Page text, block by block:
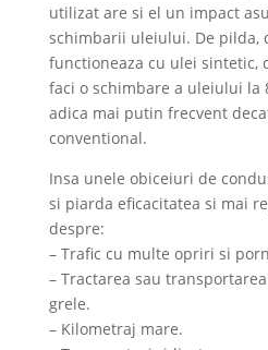
utilizat are si el un impact
schimbarii uleiului. De pilda,
functioneaza cu ulei sintetic,
faci o schimbare a uleiului la
adica mai putin frecvent
conventional.
Insa unele obiceiuri de
si piarda eficacitatea si mai
despre:
– Trafic cu multe opriri si
– Tractarea sau
grele.
– Kilometraj mare.